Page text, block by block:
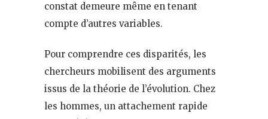
constat demeure même en tenant
compte d’autres variables.
Pour comprendre ces disparités, les
chercheurs mobilisent des arguments
issus de la théorie de l’évolution. Chez
les hommes, un attachement rapide